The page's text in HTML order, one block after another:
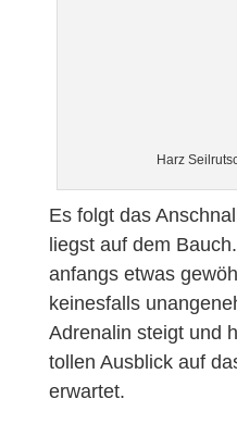
Harz
Es folgt das
liegst auf dem
anfangs etwas
keinesfalls
Adrenalin steigt und
tollen Ausblick auf
erwartet.